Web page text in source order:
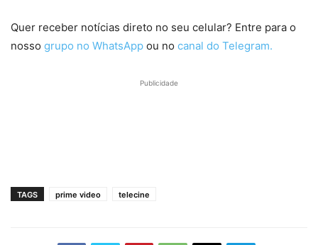
Quer receber notícias direto no seu celular? Entre para o
nosso grupo no WhatsApp ou no canal do Telegram.
Publicidade
TAGS prime video telecine